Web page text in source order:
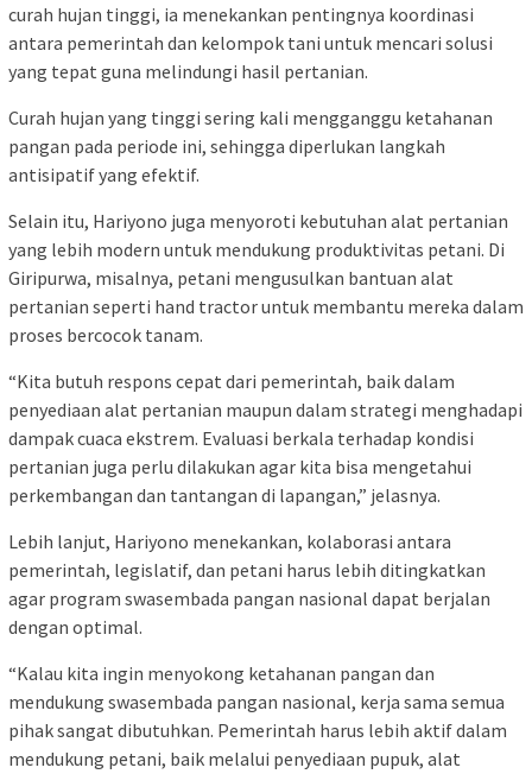
curah hujan tinggi, ia menekankan pentingnya koordinasi
antara pemerintah dan kelompok tani untuk mencari solusi
yang tepat guna melindungi hasil pertanian.
Curah hujan yang tinggi sering kali mengganggu ketahanan
pangan pada periode ini, sehingga diperlukan langkah
antisipatif yang efektif.
Selain itu, Hariyono juga menyoroti kebutuhan alat pertanian
yang lebih modern untuk mendukung produktivitas petani. Di
Giripurwa, misalnya, petani mengusulkan bantuan alat
pertanian seperti hand tractor untuk membantu mereka dalam
proses bercocok tanam.
“Kita butuh respons cepat dari pemerintah, baik dalam
penyediaan alat pertanian maupun dalam strategi menghadapi
dampak cuaca ekstrem. Evaluasi berkala terhadap kondisi
pertanian juga perlu dilakukan agar kita bisa mengetahui
perkembangan dan tantangan di lapangan,” jelasnya.
Lebih lanjut, Hariyono menekankan, kolaborasi antara
pemerintah, legislatif, dan petani harus lebih ditingkatkan
agar program swasembada pangan nasional dapat berjalan
dengan optimal.
“Kalau kita ingin menyokong ketahanan pangan dan
mendukung swasembada pangan nasional, kerja sama semua
pihak sangat dibutuhkan. Pemerintah harus lebih aktif dalam
mendukung petani, baik melalui penyediaan pupuk, alat